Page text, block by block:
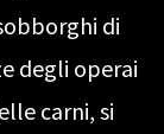
di
degli operai
carni, si